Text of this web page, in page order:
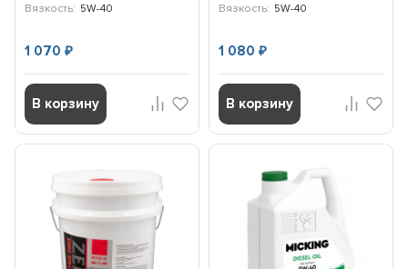
Вязкость: 5W-40
1 070₽
В корзину
Вязкость: 5W-40
1 080 ₽
В корзину